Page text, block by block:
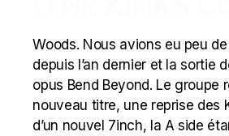
Woods. Nous avions eu peu
depuis l’an dernier et la sortie
opus Bend Beyond. Le groupe
nouveau titre, une reprise des
d’un nouvel 7inch, la A side